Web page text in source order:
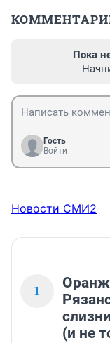
Пока
Гость
Войти
Новости СМИ2
1
(и не